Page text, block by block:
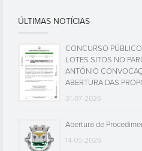
ÚLTIMAS NOTÍCIAS
CONCURSO
LOTES SITOS NO
ANTÓNIO
ABERTURA DAS
31-07-2026
Abertura de
14-05-2026